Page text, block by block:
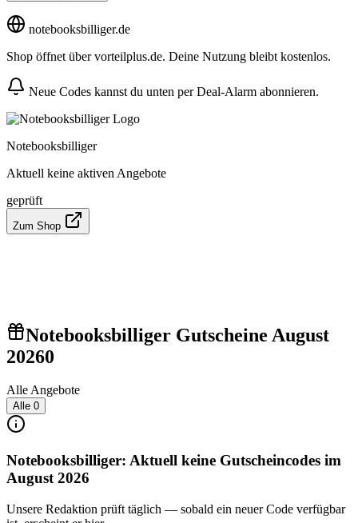
notebooksbilliger.de
Shop öffnet über vorteilplus.de. Deine Nutzung bleibt kostenlos.
Neue Codes kannst du unten per Deal-Alarm abonnieren.
Notebooksbilliger
Aktuell keine aktiven Angebote
geprüft
Zum Shop
Notebooksbilliger Gutscheine August
20260
Alle Angebote
Alle 0
Notebooksbilliger: Aktuell keine Gutscheincodes im
August 2026
Unsere Redaktion prüft täglich — sobald ein neuer Code verfügbar